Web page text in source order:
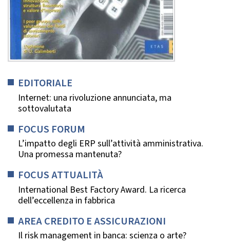
EDITORIALE
Internet: una rivoluzione annunciata, ma
sottovalutata
FOCUS FORUM
L’impatto degli ERP sull’attività amministrativa.
Una promessa mantenuta?
FOCUS ATTUALITÀ
International Best Factory Award. La ricerca
dell’eccellenza in fabbrica
AREA CREDITO E ASSICURAZIONI
Il risk management in banca: scienza o arte?